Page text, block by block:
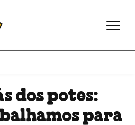
dos potes:
para